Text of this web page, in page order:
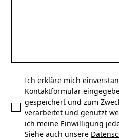
Ich erkläre mich
Kontaktformular
gespeichert und zum
verarbeitet und genutzt
ich meine Einwilligung
Siehe auch unsere